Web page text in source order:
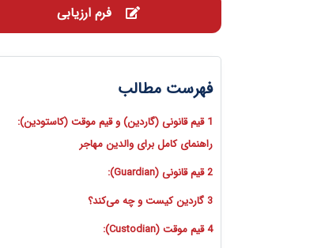
فرم ارزیابی
فهرست مطالب
1 قیم قانونی (گاردین) و قیم موقت (کاستودین):
راهنمای کامل برای والدین مهاجر
2 قیم قانونی (Guardian):
3 گاردین کیست و چه می‌کند؟
4 قیم موقت (Custodian):